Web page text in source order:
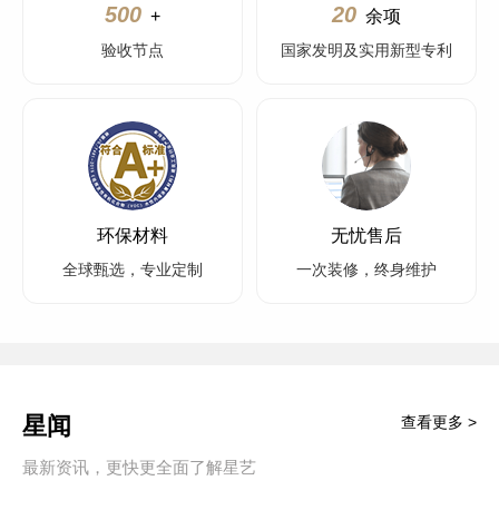
500 +
验收节点
20 余项
国家发明及实用新型专利
环保材料
全球甄选，专业定制
无忧售后
一次装修，终身维护
星闻
最新资讯，更快更全面了解星艺
查看更多 >